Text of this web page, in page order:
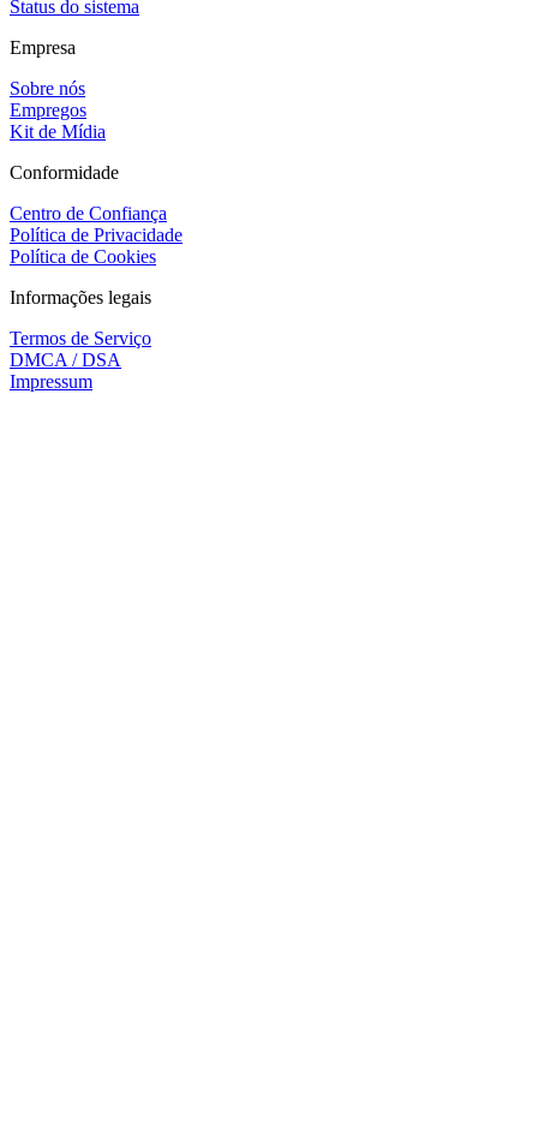
Status do sistema
Empresa
Sobre nós
Empregos
Kit de Mídia
Conformidade
Centro de Confiança
Política de Privacidade
Política de Cookies
Informações legais
Termos de Serviço
DMCA / DSA
Impressum